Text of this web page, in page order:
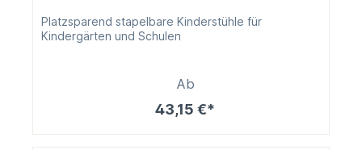
Platzsparend stapelbare Kinderstühle für
Kindergärten und Schulen
Ab
43,15 €*